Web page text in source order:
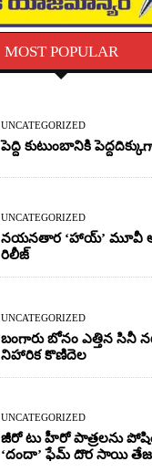
MOST POPULAR
UNCATEGORIZED
పెద్ది కుటుంబానికి
UNCATEGORIZED
నయనతార ‘హాయ్’ మూవీ
రిలీజ్
UNCATEGORIZED
బంగారు బోనం ఎత్తిన సినీ
నిహారిక కొణిదెల
UNCATEGORIZED
జీరో టు హీరో పాత్రలను
‘దందా’ ఫేమ్ దొర సాయి తేజ